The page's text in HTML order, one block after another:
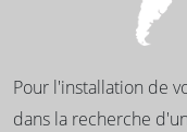
Pour l'installation de
dans la recherche